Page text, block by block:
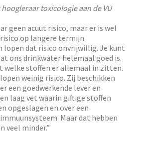
toxicologie aan de VU
geen acuut risico, maar er is wel
op langere termijn.
lopen dat risico onvrijwillig. Je kunt
ons drinkwater helemaal goed is.
welke stoffen er allemaal in zitten.
weinig risico. Zij beschikken
een goedwerkende lever en
laag vet waarin giftige stoffen
opgeslagen en over een
Maar dat hebben
veel minder.”